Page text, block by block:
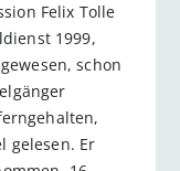
Felix Tolle
1999,
schon
gelesen. Er